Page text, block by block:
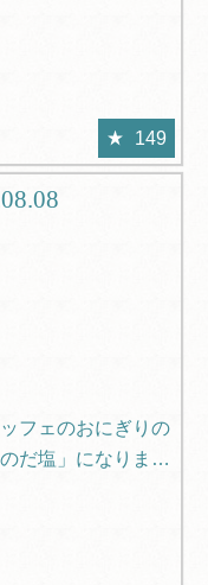
149
フェのおにぎりの
だ塩」になりまし